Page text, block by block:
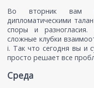
Во вторник вам
дипломатическими
споры и
сложные клубки
i. Так что сегодня вы и
просто решает все
Среда